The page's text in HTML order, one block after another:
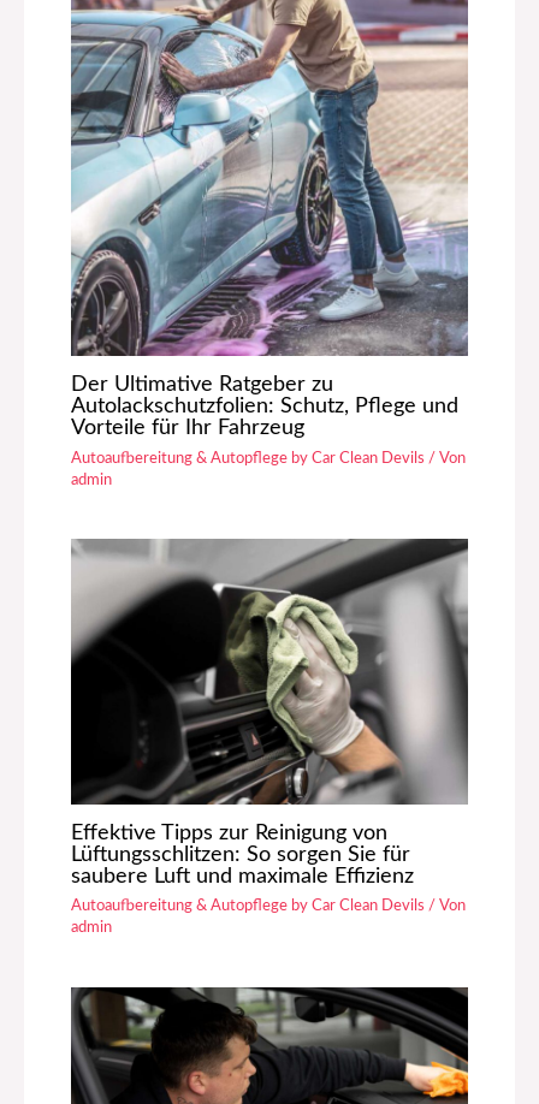
Der Ultimative Ratgeber zu
Autolackschutzfolien: Schutz, Pflege und
Vorteile für Ihr Fahrzeug
Autoaufbereitung & Autopflege by Car Clean Devils / Von
admin
Effektive Tipps zur Reinigung von
Lüftungsschlitzen: So sorgen Sie für
saubere Luft und maximale Effizienz
Autoaufbereitung & Autopflege by Car Clean Devils / Von
admin